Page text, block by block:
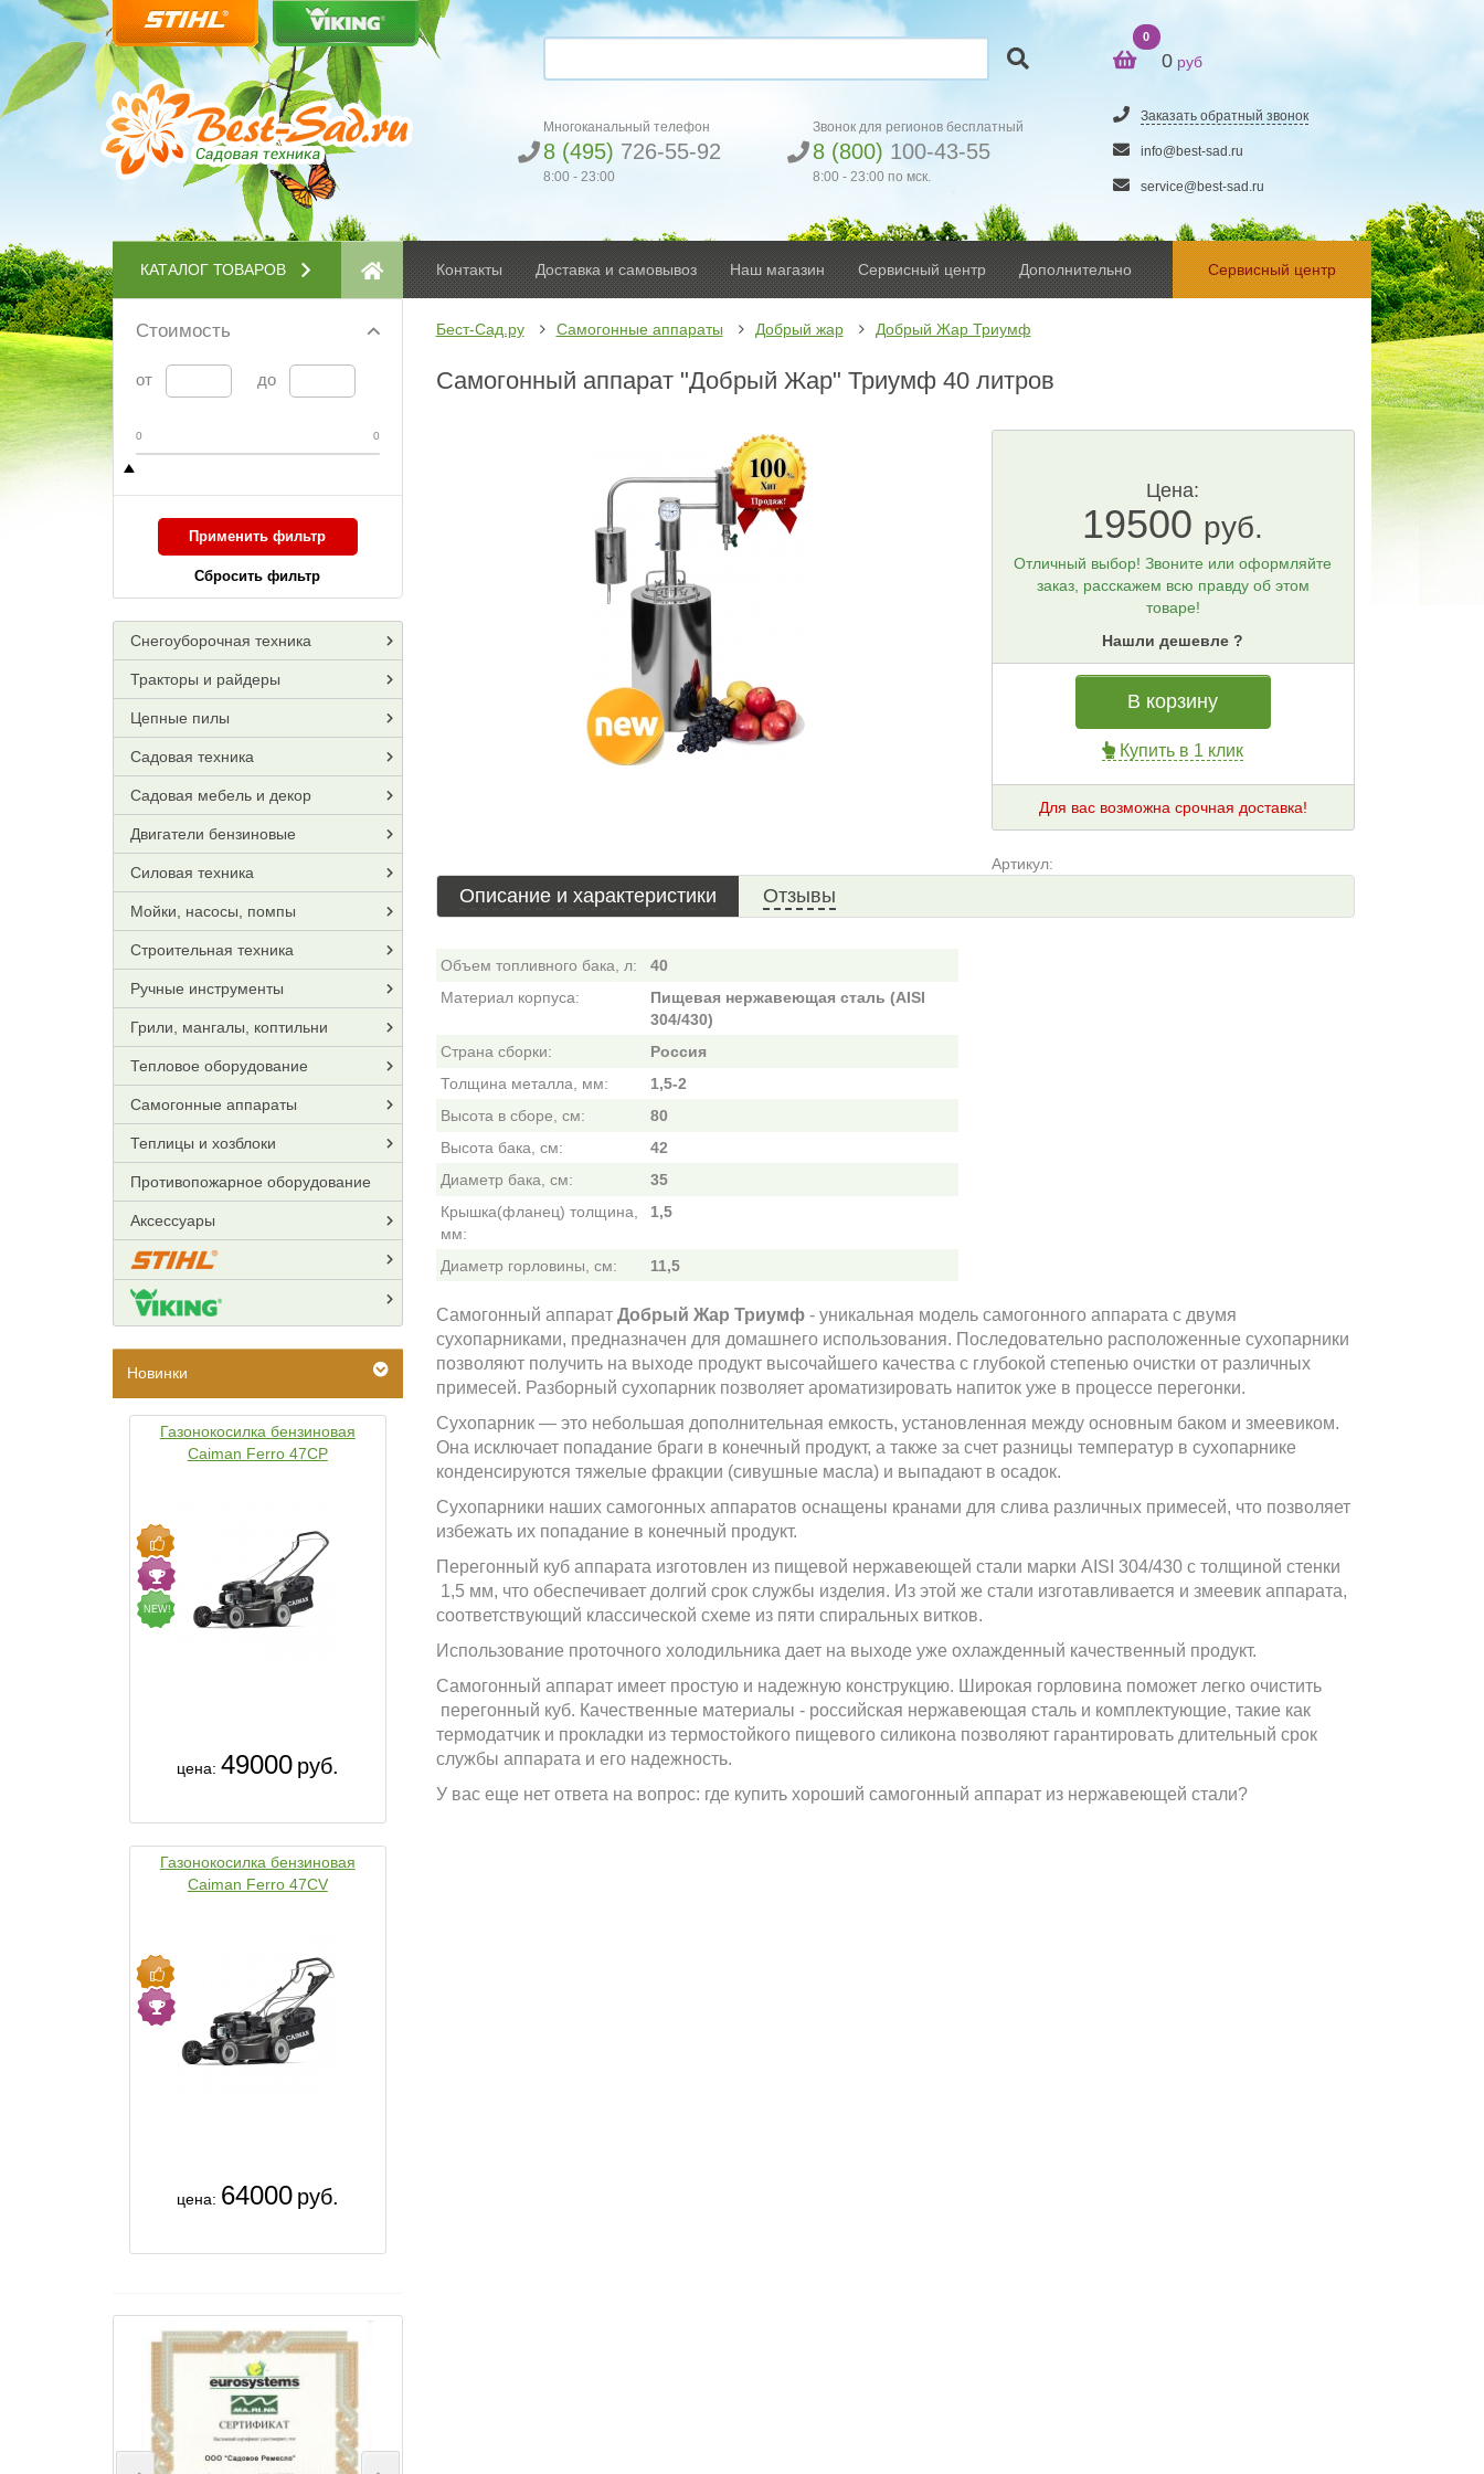
Многоканальный телефон
8 (495) 726-55-92
8:00 - 23:00
Звонок для регионов бесплатный
8 (800) 100-43-55
8:00 - 23:00 по мск.
0
0 руб
Заказать обратный звонок
info@best-sad.ru
service@best-sad.ru
КАТАЛОГ ТОВАРОВ Контакты Доставка и самовывоз Наш магазин Сервисный центр Дополнительно Сервисный центр
Стоимость
от до
0 0
Применить фильтр
Сбросить фильтр
Снегоуборочная техника
Тракторы и райдеры
Цепные пилы
Садовая техника
Садовая мебель и декор
Двигатели бензиновые
Силовая техника
Мойки, насосы, помпы
Строительная техника
Ручные инструменты
Грили, мангалы, коптильни
Тепловое оборудование
Самогонные аппараты
Теплицы и хозблоки
Противопожарное оборудование
Аксессуары
Новинки
Газонокосилка бензиновая
Caiman Ferro 47CP
NEW!
цена: 49000 руб.
Газонокосилка бензиновая
Caiman Ferro 47CV
цена: 64000 руб.
Бест-Сад.ру Самогонные аппараты Добрый жар Добрый Жар Триумф
Самогонный аппарат "Добрый Жар" Триумф 40 литров
Цена:
19500 руб.
Отличный выбор! Звоните или оформляйте
заказ, расскажем всю правду об этом
товаре!
Нашли дешевле ?
В корзину
Купить в 1 клик
Для вас возможна срочная доставка!
Артикул:
Описание и характеристики Отзывы
Объем топливного бака, л:
40
Материал корпуса:
Пищевая нержавеющая сталь (AISI
304/430)
Страна сборки:
Россия
Толщина металла, мм:
1,5-2
Высота в сборе, см:
80
Высота бака, см:
42
Диаметр бака, см:
35
Крышка(фланец) толщина,
мм:
1,5
Диаметр горловины, см: 11,5
Самогонный аппарат Добрый Жар Триумф- уникальная модель самогонного аппарата с двумя
сухопарниками, предназначен для домашнего использования. Последовательно расположенные сухопарники
позволяют получить на выходе продукт высочайшего качества с глубокой степенью очистки от различных
примесей. Разборный сухопарник позволяет ароматизировать напиток уже в процессе перегонки.
Сухопарник — это небольшая дополнительная емкость, установленная между основным баком и змеевиком.
Она исключает попадание браги в конечный продукт, а также за счет разницы температур в сухопарнике
конденсируются тяжелые фракции (сивушные масла) и выпадают в осадок.
Сухопарники наших самогонных аппаратов оснащены кранами для слива различных примесей, что позволяет
избежать их попадание в конечный продукт.
Перегонный куб аппарата изготовлен из пищевой нержавеющей стали марки AISI 304/430 с толщиной стенки
1,5 мм, что обеспечивает долгий срок службы изделия. Из этой же стали изготавливается и змеевик аппарата,
соответствующий классической схеме из пяти спиральных витков.
Использование проточного холодильника дает на выходе уже охлажденный качественный продукт.
Самогонный аппарат имеет простую и надежную конструкцию. Широкая горловина поможет легко очистить
перегонный куб. Качественные материалы - российская нержавеющая сталь и комплектующие, такие как
термодатчик и прокладки из термостойкого пищевого силикона позволяют гарантировать длительный срок
службы аппарата и его надежность.
У вас еще нет ответа на вопрос: где купить хороший самогонный аппарат из нержавеющей стали?